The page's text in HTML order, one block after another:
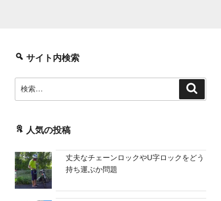
サイト内検索
索:
人気の投稿
丈夫なチェーンロックやU字ロックをどう
持ち運ぶか問題